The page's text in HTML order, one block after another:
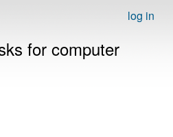
log in
for computer